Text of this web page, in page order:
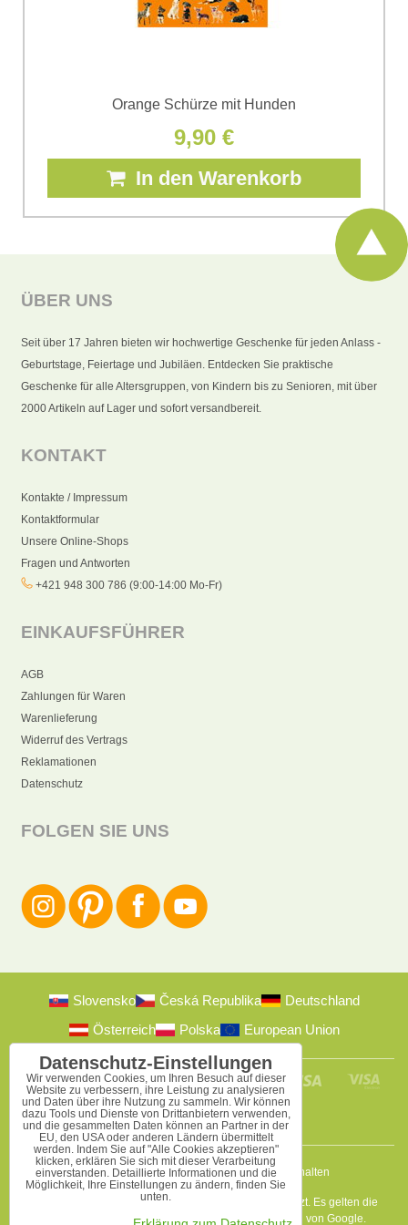
Orange Schürze mit Hunden
9,90 €
In den Warenkorb
ÜBER UNS
Seit über 17 Jahren bieten wir hochwertige Geschenke für jeden Anlass -
Geburtstage, Feiertage und Jubiläen. Entdecken Sie praktische
Geschenke für alle Altersgruppen, von Kindern bis zu Senioren, mit über
2000 Artikeln auf Lager und sofort versandbereit.
KONTAKT
Kontakte / Impressum
Kontaktformular
Unsere Online-Shops
Fragen und Antworten
+421 948 300 786 (9:00-14:00 Mo-Fr)
EINKAUFSFÜHRER
AGB
Zahlungen für Waren
Warenlieferung
Widerruf des Vertrags
Reklamationen
Datenschutz
FOLGEN SIE UNS
Slovensko Česká Republika
Deutschland
Österreich
Polska European Union
2009-2026 © Bomba s.r.o.Alle Rechte vorbehalten
Diese Seite ist durch reCAPTCHA und Google geschützt. Es gelten die
Datenschutzbestimmungena Nutzungsbedingungen von Google.
Datenschutz-Einstellungen
Wir verwenden Cookies, um Ihren Besuch auf dieser
Website zu verbessern, ihre Leistung zu analysieren
und Daten über ihre Nutzung zu sammeln. Wir können
dazu Tools und Dienste von Drittanbietern verwenden,
und die gesammelten Daten können an Partner in der
EU, den USA oder anderen Ländern übermittelt
werden. Indem Sie auf "Alle Cookies akzeptieren"
klicken, erklären Sie sich mit dieser Verarbeitung
einverstanden. Detaillierte Informationen und die
Möglichkeit, Ihre Einstellungen zu ändern, finden Sie
unten.